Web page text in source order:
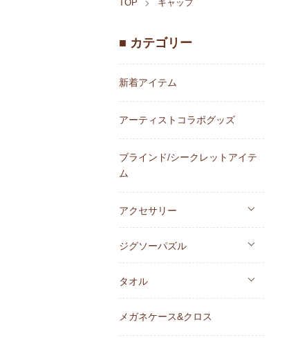
TOP キャップ
■ カテゴリー
新着アイテム
アーティストコラボグッズ
ブラインド/シークレットアイテ
ム
アクセサリー
ジグソーパズル
タオル
メガネケース&クロス